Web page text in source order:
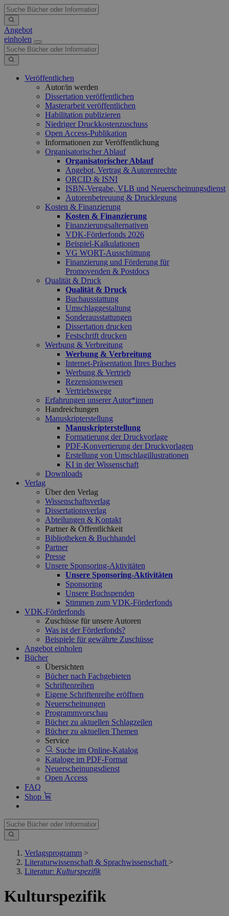
Angebot
einholen
Veröffentlichen
Autor/in werden
Dissertation veröffentlichen
Masterarbeit veröffentlichen
Habilitation publizieren
Niedriger Druckkostenzuschuss
Open Access-Publikation
Informationen zur Veröffentlichung
Organisatorischer Ablauf
Organisatorischer Ablauf
Angebot, Vertrag & Autorenrechte
ORCID & ISNI
ISBN-Vergabe, VLB und Neuerscheinungsdienst
Autorenbetreuung & Drucklegung
Kosten & Finanzierung
Kosten & Finanzierung
Finanzierungsalternativen
VDK-Förderfonds 2026
Beispiel-Kalkulationen
VG WORT-Ausschüttung
Finanzierung und Förderung für
Promovenden & Postdocs
Qualität & Druck
Qualität & Druck
Buchausstattung
Umschlaggestaltung
Sonderausstattungen
Dissertation drucken
Festschrift drucken
Werbung & Verbreitung
Werbung & Verbreitung
Internet-Präsentation Ihres Buches
Werbung & Vertrieb
Rezensionswesen
Vertriebswege
Erfahrungen unserer Autor*innen
Handreichungen
Manuskripterstellung
Manuskripterstellung
Formatierung der Druckvorlage
PDF-Konvertierung der Druckvorlagen
Erstellung von Umschlagillustrationen
KI in der Wissenschaft
Downloads
Verlag
Über den Verlag
Wissenschaftsverlag
Dissertationsverlag
Abteilungen & Kontakt
Partner & Öffentlichkeit
Bibliotheken & Buchhandel
Partner
Presse
Unsere Sponsoring-Aktivitäten
Unsere Sponsoring-Aktivitäten
Sponsoring
Unsere Buchspenden
Stimmen zum VDK-Förderfonds
VDK-Förderfonds
Zuschüsse für unsere Autoren
Was ist der Förderfonds?
Beispiele für gewährte Zuschüsse
Angebot einholen
Bücher
Übersichten
Bücher nach Fachgebieten
Schriftenreihen
Eigene Schriftenreihe eröffnen
Neuerscheinungen
Programmvorschau
Bücher zu aktuellen Schlagzeilen
Bücher zu aktuellen Themen
Service
Suche im Online-Katalog
Kataloge im PDF-Format
Neuerscheinungsdienst
Open Access
FAQ
Shop
Verlagsprogramm >
Literaturwissenschaft & Sprachwissenschaft >
Literatur: Kulturspezifik
Kulturspezifik